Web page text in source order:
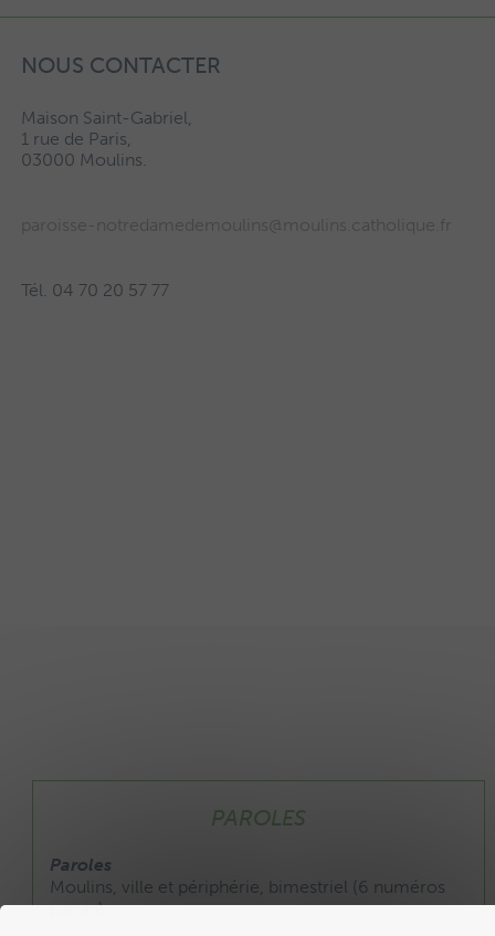
NOUS CONTACTER
Maison Saint-Gabriel,
1 rue de Paris,
03000 Moulins.
paroisse-notredamedemoulins@moulins.catholique.fr
Tél. 04 70 20 57 77
PAROLES
Paroles
Moulins, ville et périphérie, bimestriel (6 numéros
par an).